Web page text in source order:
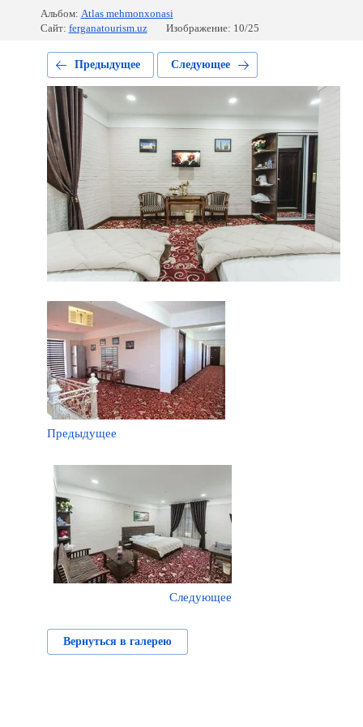
Альбом: Atlas mehmonxonasi
Сайт: ferganatourism.uz Изображение: 10/25
Предыдущее Следующее
Предыдущее
Следующее
Вернуться в галерею